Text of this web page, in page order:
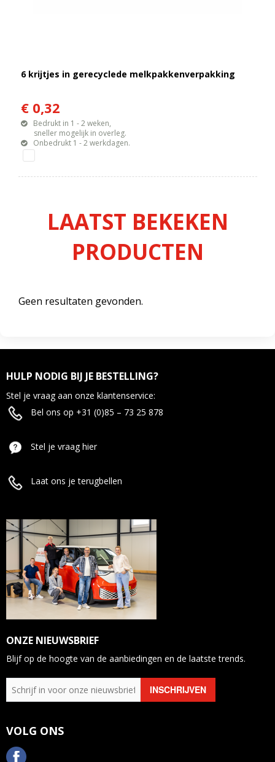
6 krijtjes in gerecyclede melkpakkenverpakking
€ 0,32
Bedrukt in 1 - 2 weken,
sneller mogelijk in overleg.
Onbedrukt 1 - 2 werkdagen.
LAATST BEKEKEN
PRODUCTEN
Geen resultaten gevonden.
HULP NODIG BIJ JE BESTELLING?
Stel je vraag aan onze klantenservice:
Bel ons op +31 (0)85 – 73 25 878
Stel je vraag hier
Laat ons je terugbellen
ONZE NIEUWSBRIEF
Blijf op de hoogte van de aanbiedingen en de laatste trends.
VOLG ONS